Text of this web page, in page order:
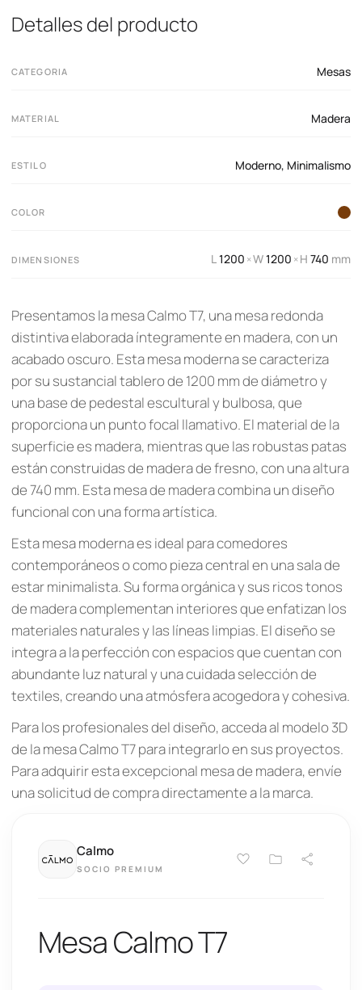
Detalles del producto
CATEGORIA Mesas
MATERIAL Madera
ESTILO Moderno, Minimalismo
COLOR
DIMENSIONES L1200 ×W1200 ×H 740 mm
Presentamos la mesa Calmo T7, una mesa redonda
distintiva elaborada íntegramente en madera, con un
acabado oscuro. Esta mesa moderna se caracteriza
por su sustancial tablero de 1200 mm de diámetro y
una base de pedestal escultural y bulbosa, que
proporciona un punto focal llamativo. El material de la
superficie es madera, mientras que las robustas patas
están construidas de madera de fresno, con una altura
de 740 mm. Esta mesa de madera combina un diseño
funcional con una forma artística.
Esta mesa moderna es ideal para comedores
contemporáneos o como pieza central en una sala de
estar minimalista. Su forma orgánica y sus ricos tonos
de madera complementan interiores que enfatizan los
materiales naturales y las líneas limpias. El diseño se
integra a la perfección con espacios que cuentan con
abundante luz natural y una cuidada selección de
textiles, creando una atmósfera acogedora y cohesiva.
Para los profesionales del diseño, acceda al modelo 3D
de la mesa Calmo T7 para integrarlo en sus proyectos.
Para adquirir esta excepcional mesa de madera, envíe
una solicitud de compra directamente a la marca.
Calmo
SOCIO PREMIUM
Mesa Calmo T7